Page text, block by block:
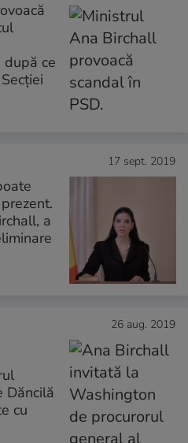
ce
17 sept. 2019
a
26 aug. 2019
Dăncilă
cu